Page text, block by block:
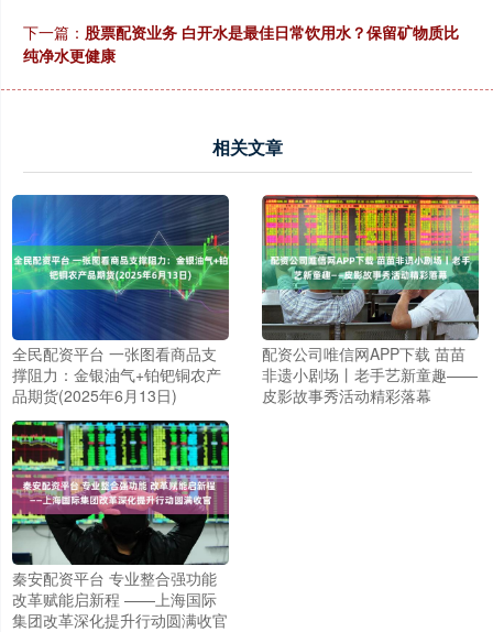
下一篇： 股票配资业务 白开水是最佳日常饮用水？保留矿物质比
纯净水更健康
相关文章
全民配资平台 一张图看商品支
撑阻力：金银油气+铂钯铜农产
品期货(2025年6月13日)
配资公司唯信网APP下载 苗苗
非遗小剧场丨老手艺新童趣——
皮影故事秀活动精彩落幕
秦安配资平台 专业整合强功能
改革赋能启新程 ——上海国际
集团改革深化提升行动圆满收官